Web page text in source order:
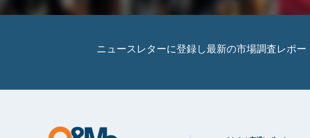
ニュースレターに登録し最新の市場調査レポー